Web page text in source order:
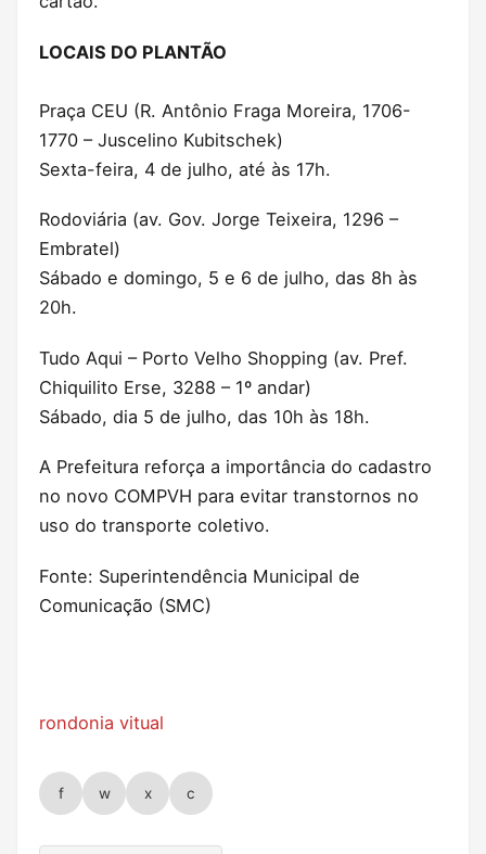
LOCAIS DO PLANTÃO
Praça CEU (R. Antônio Fraga Moreira, 1706-
1770 – Juscelino Kubitschek)
Sexta-feira, 4 de julho, até às 17h.
Rodoviária (av. Gov. Jorge Teixeira, 1296 –
Embratel)
Sábado e domingo, 5 e 6 de julho, das 8h às
20h.
Tudo Aqui – Porto Velho Shopping (av. Pref.
Chiquilito Erse, 3288 – 1º andar)
Sábado, dia 5 de julho, das 10h às 18h.
A Prefeitura reforça a importância do cadastro
no novo COMPVH para evitar transtornos no
uso do transporte coletivo.
Fonte: Superintendência Municipal de
Comunicação (SMC)
rondonia vitual
f w x c